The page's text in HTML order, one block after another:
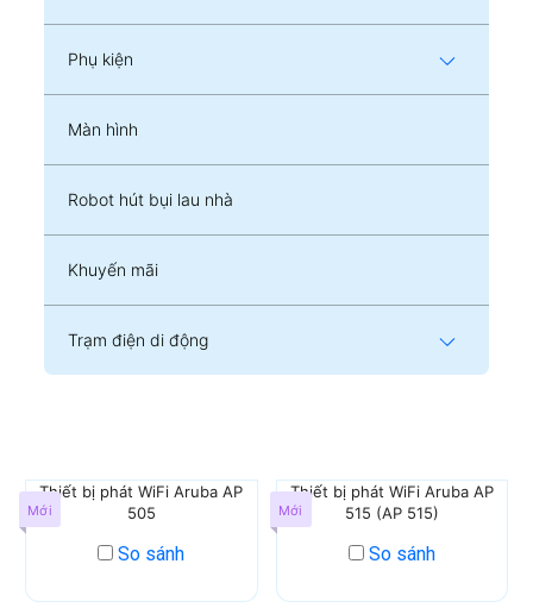
Phụ kiện
Màn hình
Robot hút bụi lau nhà
Khuyến mãi
Trạm điện di động
Mới
Thiết bị phát WiFi Aruba AP
505
So sánh
Mới
Thiết bị phát WiFi Aruba AP
515 (AP 515)
So sánh